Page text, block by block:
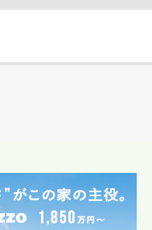
損害について、債務不履行責任
負わないものとします。